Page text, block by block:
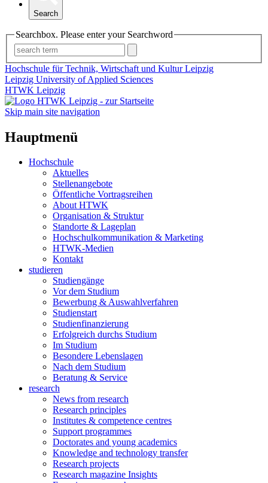
Search
Searchbox. Please enter your Searchword
Hochschule für Technik, Wirtschaft und Kultur Leipzig
Leipzig University of Applied Sciences
HTWK Leipzig
Skip main site navigation
Hauptmenü
Hochschule
Aktuelles
Stellenangebote
Öffentliche Vortragsreihen
About HTWK
Organisation & Struktur
Standorte & Lageplan
Hochschulkommunikation & Marketing
HTWK-Medien
Kontakt
studieren
Studiengänge
Vor dem Studium
Bewerbung & Auswahlverfahren
Studienstart
Studienfinanzierung
Erfolgreich durchs Studium
Im Studium
Besondere Lebenslagen
Nach dem Studium
Beratung & Service
research
News from research
Research principles
Institutes & competence centres
Support programmes
Doctorates and young academics
Knowledge and technology transfer
Research projects
Research magazine Insights